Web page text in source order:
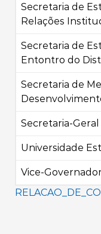
Secretaria de
Relações
Secretaria de
Entontro do
Secretaria de
Secretaria-
Universidade
Vice-